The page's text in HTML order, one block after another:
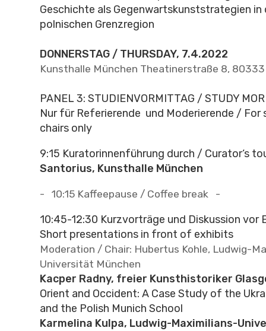
Geschichte als Gegenwartskunststrategien
polnischen Grenzregion
DONNERSTAG / THURSDAY, 7.4.2022
Kunsthalle München Theatinerstraße 8,
PANEL 3: STUDIENVORMITTAG / STUDY
Nur für Referierende und Moderierende / For
chairs only
9:15 Kuratorinnenführung durch / Curator‘s
Santorius, Kunsthalle München
- 10:15 Kaffeepause / Coffee break -
10:45-12:30 Kurzvorträge und Diskussion vor
Short presentations in front of exhibits
Moderation / Chair: Hubertus Kohle, Ludwig-
Universität München
Kacper Radny, freier Kunsthistoriker
Orient and Occident: A Case Study of the
and the Polish Munich School
Karmelina Kulpa, Ludwig-Maximilians-